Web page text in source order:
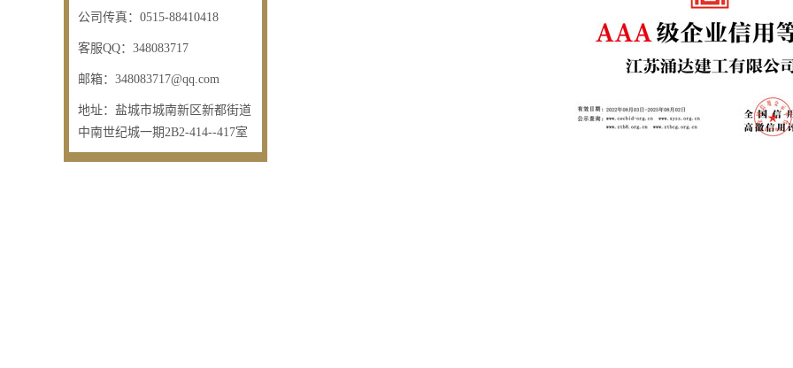
公司传真： 0515-88410418
客服QQ： 348083717
邮箱： 348083717@qq.com
地址： 盐城市城南新区新都街道
中南世纪城一期2B2-414--417室